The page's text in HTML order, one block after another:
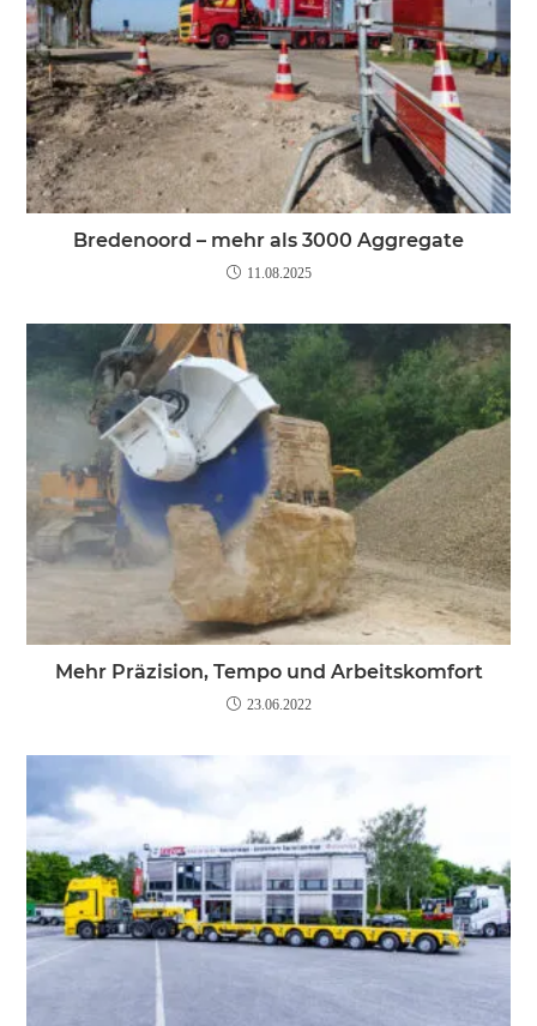
Bredenoord – mehr als 3000 Aggregate
11.08.2025
Mehr Präzision, Tempo und Arbeitskomfort
23.06.2022